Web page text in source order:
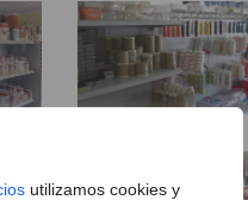
utilizamos cookies y